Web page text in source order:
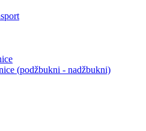
(podžbukni - nadžbukni)